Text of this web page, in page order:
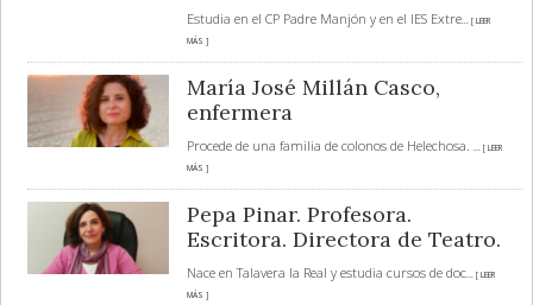
Estudia en el CP Padre Manjón y en el IES Extre... [ LEER
MÁS ]
María José Millán Casco,
enfermera
Procede de una familia de colonos de Helechosa.
... [ LEER
MÁS ]
Pepa Pinar. Profesora.
Escritora. Directora de Teatro.
Nace en Talavera la Real y estudia cursos de doc... [ LEER
MÁS ]